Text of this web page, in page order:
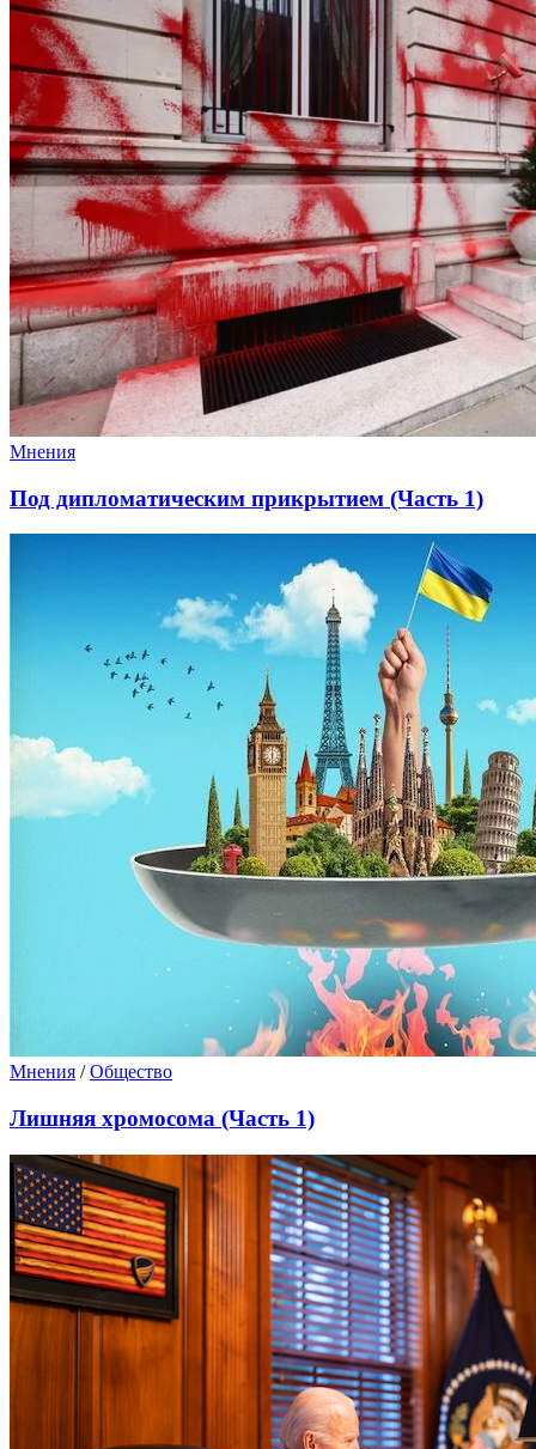
Мнения
Под дипломатическим прикрытием (Часть 1)
Мнения /Общество
Лишняя хромосома (Часть 1)